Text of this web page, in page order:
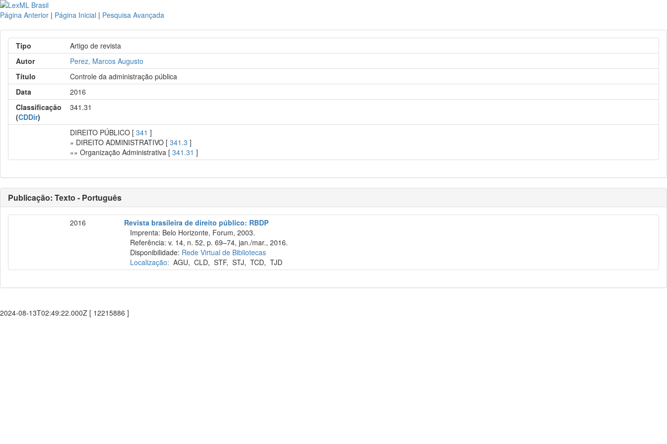
Página Anterior | Página Inicial | Pesquisa Avançada
Tipo
Artigo de revista
Autor
Perez, Marcos Augusto
Título
Controle da administração pública
Data
2016
Classificação
(CDDir)
341.31
DIREITO PÚBLICO [341 ]
» DIREITO ADMINISTRATIVO [341.3 ]
»» Organização Administrativa [341.31 ]
Publicação: Texto - Português
2016
Revista brasileira de direito público: RBDP
Imprenta: Belo Horizonte, Forum, 2003.
Referência: v. 14, n. 52, p. 69–74, jan./mar., 2016.
Disponibilidade: Rede Virtual de Bibliotecas
Localização: AGU,CLD,STF,STJ,TCD,TJD
2024-08-13T02:49:22.000Z [ 12215886 ]